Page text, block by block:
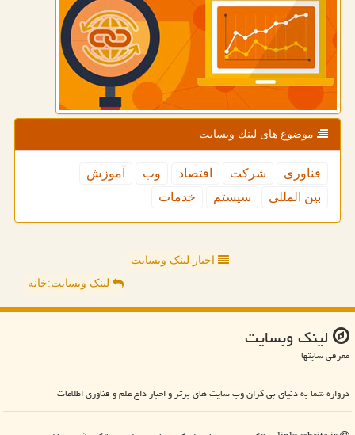
موضوع های لینك وبسایت
فناوری شركت اقتصاد وب
آموزش
بین المللی
سیستم خدمات
اخبار لینک وبسایت
لینک وبسایت:خانه
لینك وبسایت
معرفی سایتها
دروازه شما به دنیای بی کران وب سایت های برتر و اخبار داغ علم و فناوری اطلاعات